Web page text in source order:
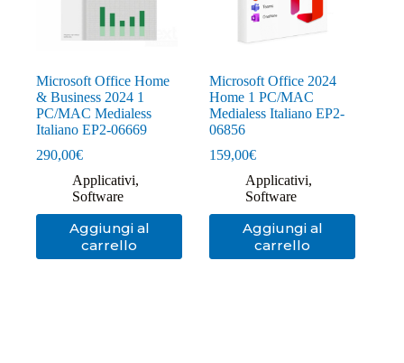
Microsoft Office Home
& Business 2024 1
PC/MAC Medialess
Italiano EP2-06669
290,00€
Applicativi,
Software
Aggiungi al
carrello
Microsoft Office 2024
Home 1 PC/MAC
Medialess Italiano EP2-
06856
159,00€
Applicativi,
Software
Aggiungi al
carrello